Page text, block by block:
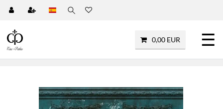
0,00 EUR ☰